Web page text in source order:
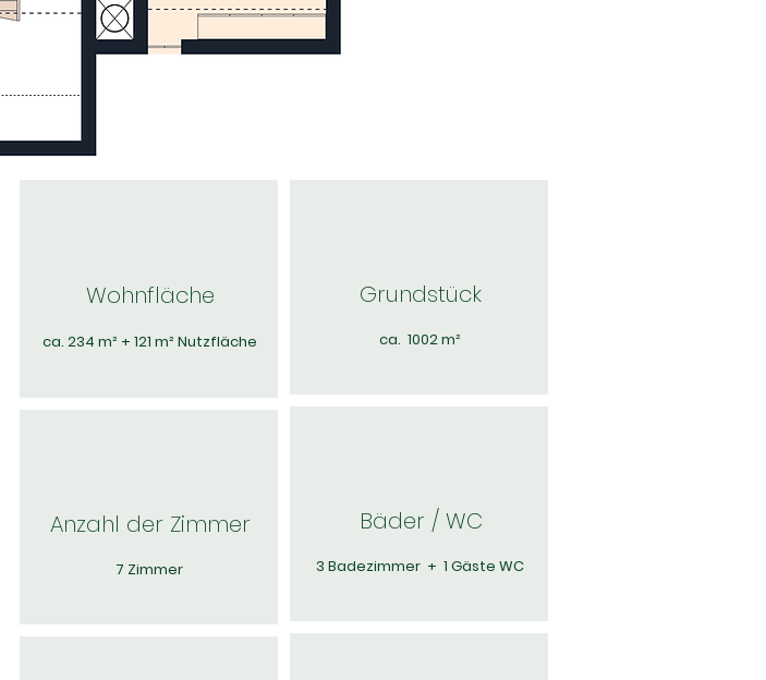
Wohnfläche
ca. 234 m² + 121 m² Nutzfläche
Anzahl der Zimmer
7 Zimmer
Grundstück
ca. 1002 m²
Bäder / WC
3 Badezimmer + 1 Gäste WC